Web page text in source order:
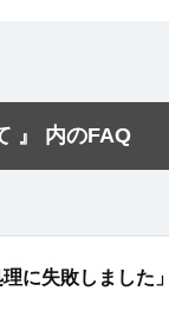
』 内のFAQ
に失敗しました